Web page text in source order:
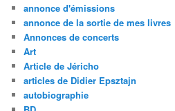
annonce d'émissions
annonce de la sortie de mes livres
Annonces de concerts
Art
Article de Jéricho
articles de Didier Epsztajn
autobiographie